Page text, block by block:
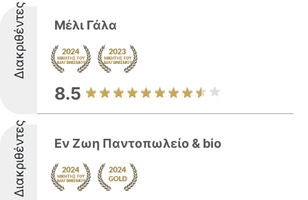
Διακριθέντες Μέλι Γάλα
8.5
Διακριθέντες Εν Ζωη Παντοπωλείο & bio